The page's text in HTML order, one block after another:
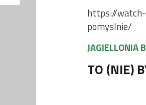
https://
pomyslnie/
JAGIELLONIA
TO (NIE)